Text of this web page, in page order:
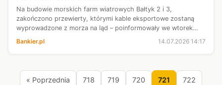
Na budowie morskich farm wiatrowych Bałtyk 2 i 3,
zakończono przewierty, którymi kable eksportowe zostaną
wyprowadzone z morza na ląd – poinformowały we wtorek
Farmy o łącznej mocy 1,44 GW ma...
Bankier.pl 14.07.2026 14:17
« Poprzednia 718 719 720 721 722